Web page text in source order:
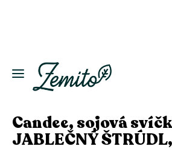
Eko
domácnost
Kosmetika
Eko
láhve
Candee, sojová
JABLEČNÝ